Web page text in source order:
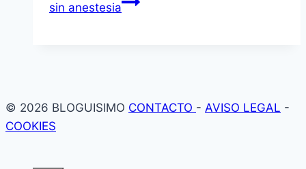
sin anestesia
© 2026 BLOGUISIMO CONTACTO - AVISO LEGAL -
COOKIES